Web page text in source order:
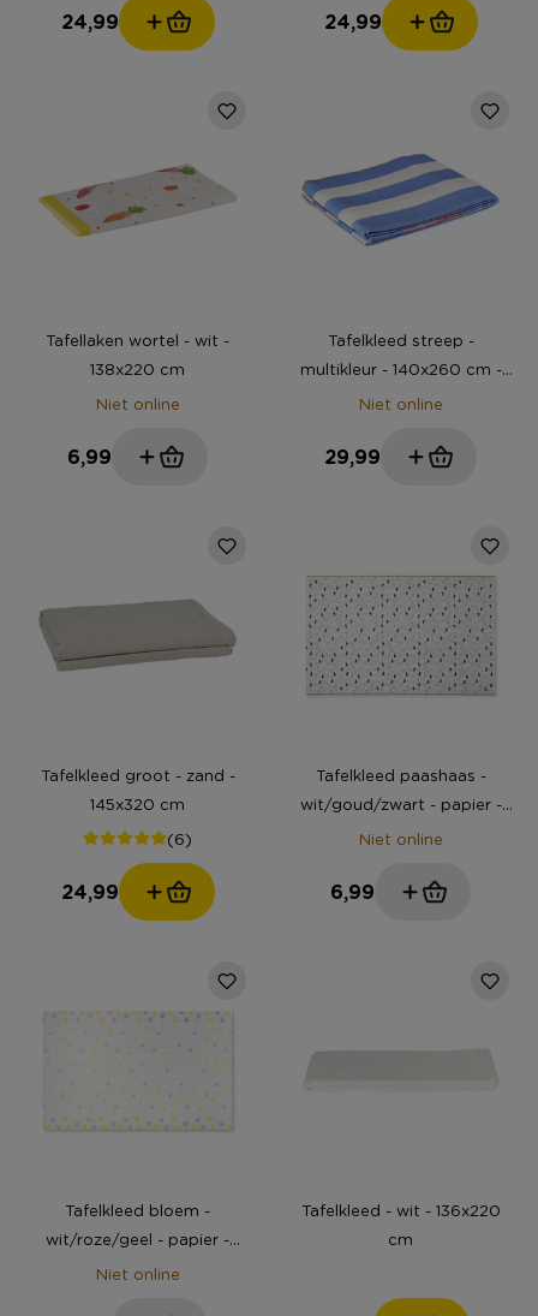
24,99 24,99
Tafellaken wortel - wit -
138x220 cm
Niet online
6,99
Tafelkleed streep -
multikleur - 140x260 cm -
Happy at Home by Sanny
Niet online
29,99
Tafelkleed groot - zand -
145x320 cm
(6)
24,99
Tafelkleed paashaas -
wit/goud/zwart - papier -
138x220 cm
Niet online
6,99
Tafelkleed bloem -
wit/roze/geel - papier -
138x220 cm
Niet online
Tafelkleed - wit - 136x220
cm